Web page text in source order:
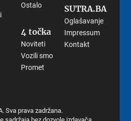
Ostalo
4 točka
Noviteti
Vozili smo
Promet
SUTRA.BA
Oglašavanje
Impressum
Kontakt
Sva prava zadržana.